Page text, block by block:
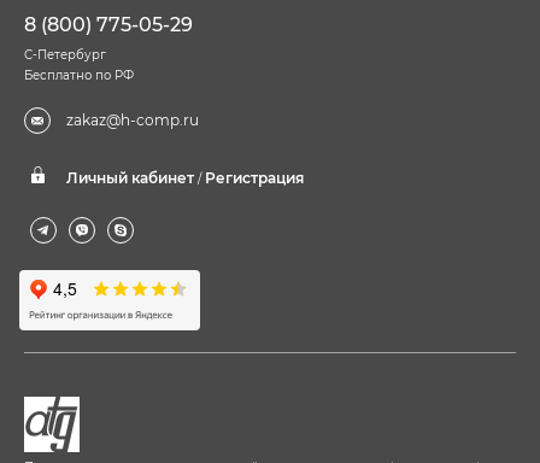
8 (800) 775-05-29
С-Петербург
Бесплатно по РФ
zakaz@h-comp.ru
Личный кабинет / Регистрация